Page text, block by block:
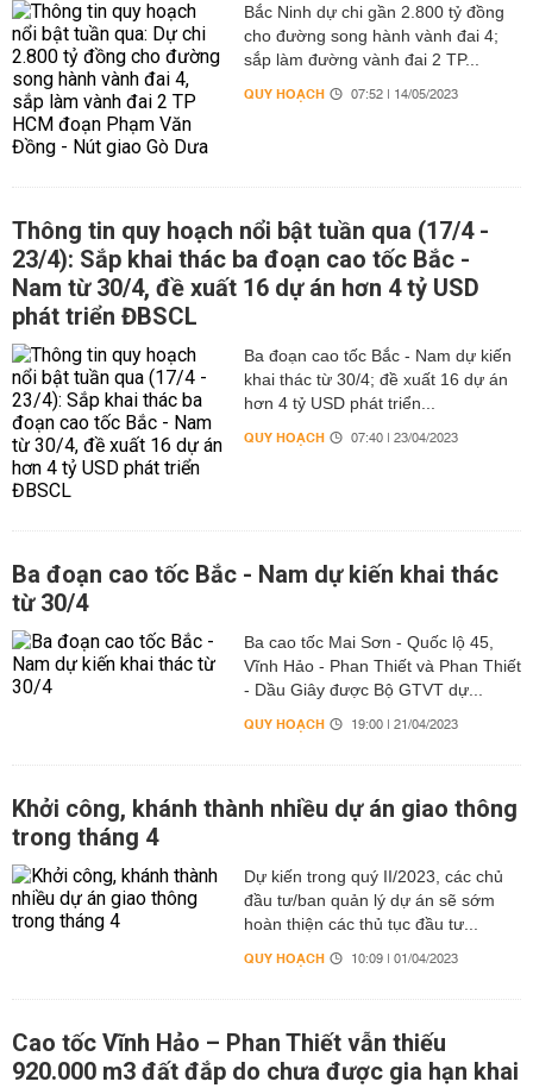
Bắc Ninh dự chi gần 2.800 tỷ đồng
cho đường song hành vành đai 4;
sắp làm đường vành đai 2 TP...
QUY HOẠCH 07:52 | 14/05/2023
Thông tin quy hoạch nổi bật tuần qua (17/4 -
23/4): Sắp khai thác ba đoạn cao tốc Bắc -
Nam từ 30/4, đề xuất 16 dự án hơn 4 tỷ USD
phát triển ĐBSCL
Ba đoạn cao tốc Bắc - Nam dự kiến
khai thác từ 30/4; đề xuất 16 dự án
hơn 4 tỷ USD phát triển...
QUY HOẠCH 07:40 | 23/04/2023
Ba đoạn cao tốc Bắc - Nam dự kiến khai thác
từ 30/4
Ba cao tốc Mai Sơn - Quốc lộ 45,
Vĩnh Hảo - Phan Thiết và Phan Thiết
- Dầu Giây được Bộ GTVT dự...
QUY HOẠCH 19:00 | 21/04/2023
Khởi công, khánh thành nhiều dự án giao thông
trong tháng 4
Dự kiến trong quý II/2023, các chủ
đầu tư/ban quản lý dự án sẽ sớm
hoàn thiện các thủ tục đầu tư...
QUY HOẠCH 10:09 | 01/04/2023
Cao tốc Vĩnh Hảo – Phan Thiết vẫn thiếu
920.000 m3 đất đắp do chưa được gia hạn khai